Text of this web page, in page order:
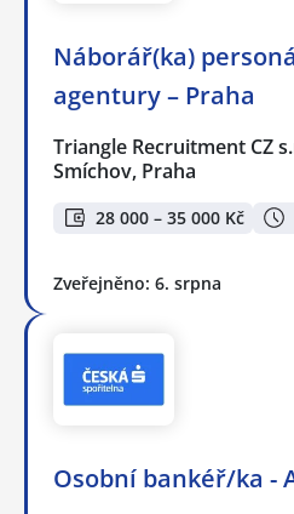
Náborář(ka)
agentury – Praha
Triangle Recruitment CZ
Smíchov, Praha
28 000 – 35 000 Kč
Zveřejněno: 6. srpna
Osobní bankéř/ka -